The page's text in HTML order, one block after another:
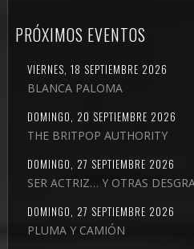
PRÓXIMOS EVENTOS
VIERNES, 18 SEPTIEMBRE 2026
BLANCA PALOMA
DOMINGO, 20 SEPTIEMBRE 2026
THE BRITPOP AUTHORITY
DOMINGO, 27 SEPTIEMBRE 2026
SER ACTRIZ… Y OTRAS
DOMINGO, 27 SEPTIEMBRE 2026
PLUMA Y CAMIÓN